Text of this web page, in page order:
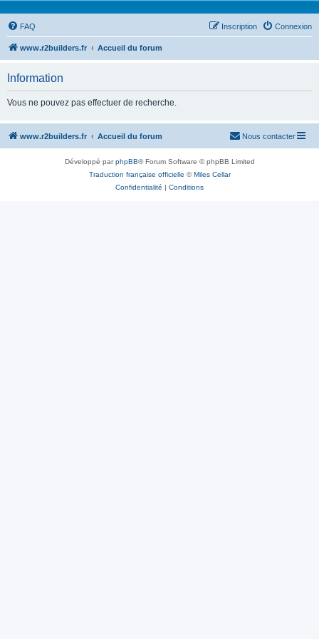
FAQ Connexion
Inscription
www.r2builders.fr Accueil du forum
Information
Vous ne pouvez pas effectuer de recherche.
www.r2builders.fr Accueil du forum Nous contacter
Développé parphpBB® Forum Software © phpBB Limited
Traduction française officielle ©Miles Cellar
Confidentialité | Conditions